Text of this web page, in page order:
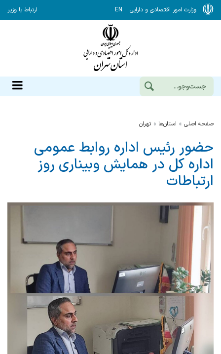
وزارت امور اقتصادی و دارایی EN ارتباط با وزیر
صفحه اصلی استان‌ها تهران
حضور رئیس اداره روابط عمومی
اداره کل در همایش وبیناری روز
ارتباطات